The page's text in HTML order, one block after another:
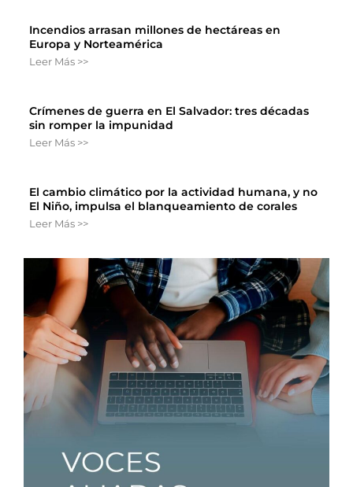
Incendios arrasan millones de hectáreas en
Europa y Norteamérica
Leer Más >>
Crímenes de guerra en El Salvador: tres décadas
sin romper la impunidad
Leer Más >>
El cambio climático por la actividad humana, y no
El Niño, impulsa el blanqueamiento de corales
Leer Más >>